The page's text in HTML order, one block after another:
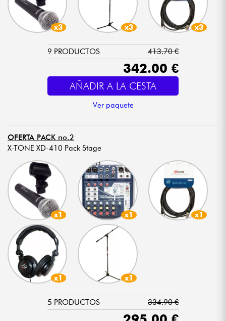
x3 x3 x3
9 PRODUCTOS 413.70 €
342.00 €
AÑADIR A LA CESTA
Ver paquete
OFERTA PACK no.2
X-TONE XD-410 Pack Stage
x1 x1 x1
x1 x1
5 PRODUCTOS 334.90 €